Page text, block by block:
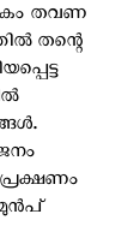
തവണ
തന്റെ
മുൻപ്